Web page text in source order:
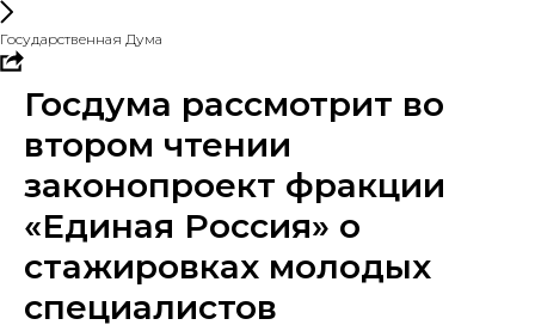
Государственная Дума
Госдума рассмотрит во
втором чтении
законопроект фракции
«Единая Россия» о
стажировках молодых
специалистов